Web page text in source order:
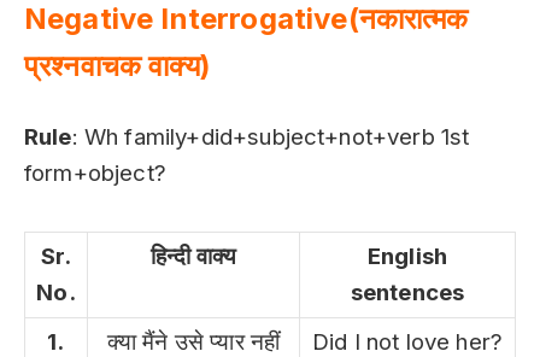
Negative Interrogative(नकारात्मक
प्रश्नवाचक वाक्य)
Rule: Wh family+did+subject+not+verb 1st
form+object?
Sr.
No.
हिन्दी वाक्य
English
sentences
1.
क्या मैंने उसे प्यार नहीं
Did I not love her?